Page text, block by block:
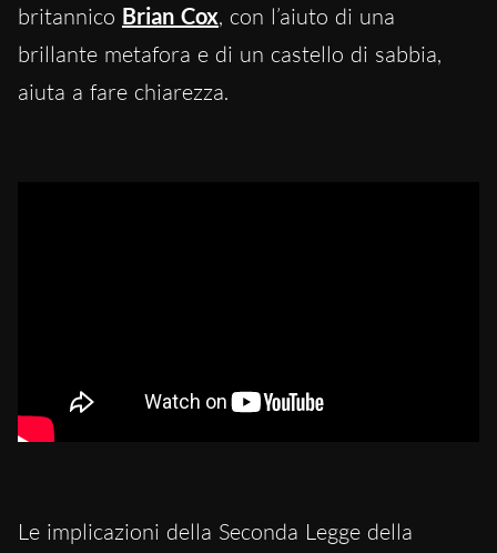
britannico Brian Cox, con l’aiuto di una
brillante metafora e di un castello di sabbia,
aiuta a fare chiarezza.
Le implicazioni della Seconda Legge della